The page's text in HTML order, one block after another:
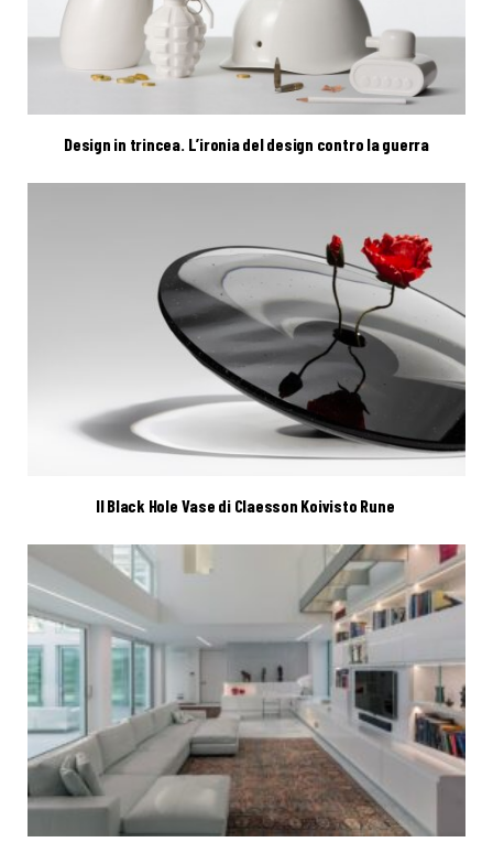
Design in trincea. L’ironia del design contro la guerra
Il Black Hole Vase di Claesson Koivisto Rune